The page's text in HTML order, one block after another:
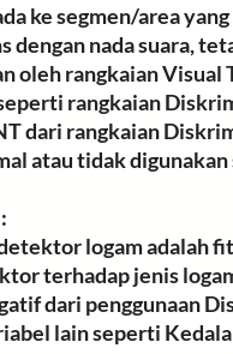
ke segmen/area
dengan nada suara,
oleh rangkaian
rangkaian
dari rangkaian
atau tidak digunakan
logam adalah
terhadap jenis
dari penggunaan
lain seperti